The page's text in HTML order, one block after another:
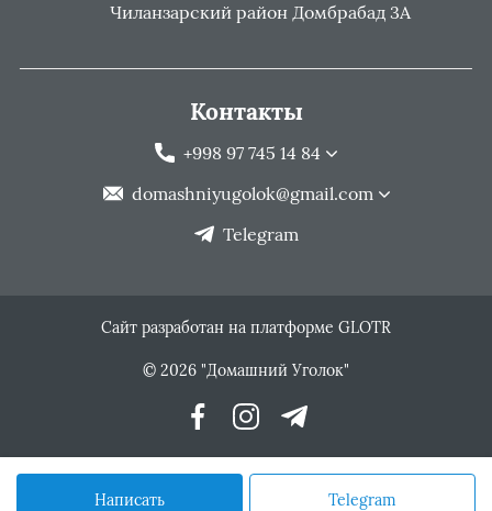
Написать Telegram
Чиланзарский район Домбрабад 3А
Контакты
+998 97 745 14 84
domashniyugolok@gmail.com
Telegram
Сайт разработан на платформе GLOTR
© 2026 "Домашний Уголок"